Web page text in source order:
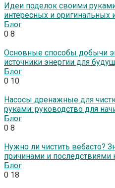
Идеи поделок своими
интересных и оригинальных
Блог
0 8
Основные способы добычи
источники энергии для
Блог
0 10
Насосы дренажные для
руками: руководство для
Блог
0 8
Нужно ли чистить вебасто?
причинами и последствиями
Блог
0 18